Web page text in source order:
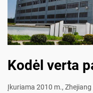
Kodėl verta
Įkuriama 2010 m.,